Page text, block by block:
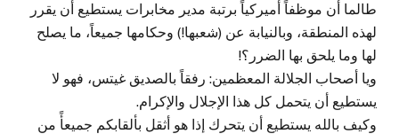
طالما أن موظفاً أميركياً برتبة مدير مخابرات يستطيع أن يقرر
لهذه المنطقة، وبالنيابة عن (شعبها!) وحكامها جميعاً، ما يصلح
لها وما يلحق بها الضرر؟!
ويا أصحاب الجلالة المعظمين: رفقاً بالصديق غيتس، فهو لا
يستطيع أن يتحمل كل هذا الإجلال والإكرام.
وكيف بالله يستطيع أن يتحرك إذا هو أثقل بألقابكم جميعأً من